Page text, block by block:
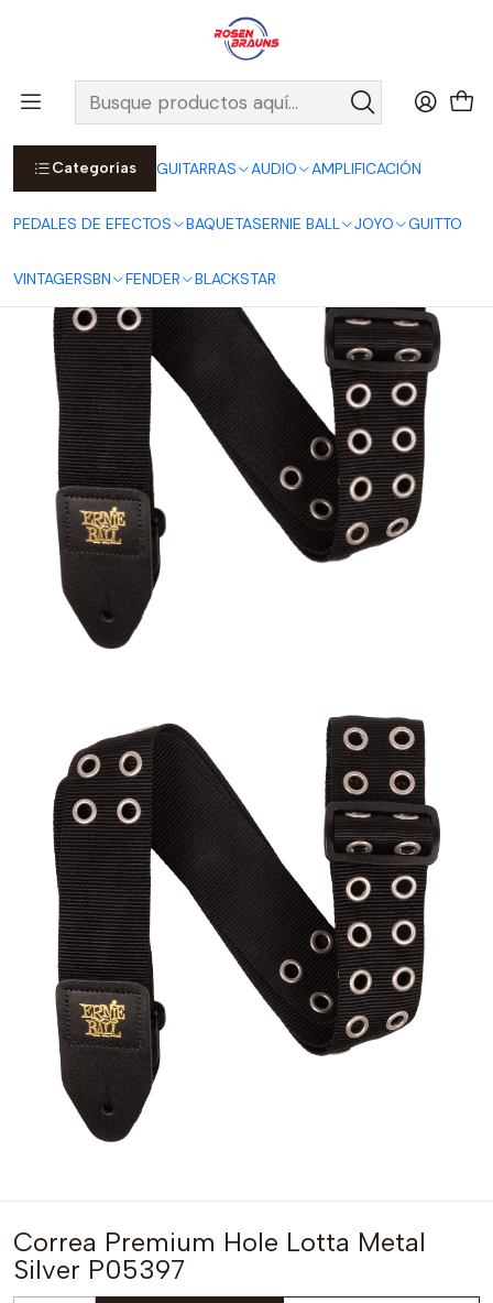
Categorías GUITARRAS AUDIO AMPLIFICACIÓN
PEDALES DE EFECTOS BAQUETASERNIE BALL JOYO GUITTO
VINTAGERSBN FENDER BLACKSTAR
Por compras sobre $25.000 en Santiago urbano, Colina o
Padre Hurtado, incluimos el despacho!
Ver Detalles
Inicio ERNIE BALL CORREAS ERNIE BALL
Premium Straps
Correa Premium Hole Lotta Metal Silver P05397
Correa Premium Hole Lotta Metal
Silver P05397